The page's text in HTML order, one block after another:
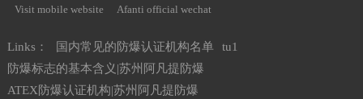
Visit mobile website Afanti official wechat
Links： 国内常见的防爆认证机构名单
tu1
防爆标志的基本含义|苏州阿凡提防爆
ATEX防爆认证机构|苏州阿凡提防爆